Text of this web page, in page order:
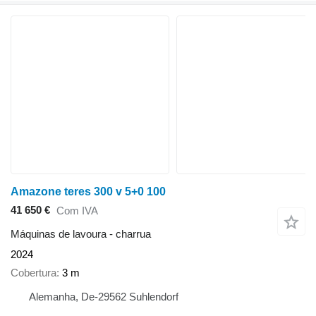
Amazone teres 300 v 5+0 100
41 650 € Com IVA
Máquinas de lavoura - charrua
2024
Cobertura 3 m
Alemanha, De-29562 Suhlendorf